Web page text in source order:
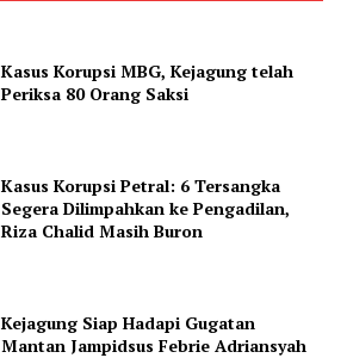
Kasus Korupsi MBG, Kejagung telah
Periksa 80 Orang Saksi
Kasus Korupsi Petral: 6 Tersangka
Segera Dilimpahkan ke Pengadilan,
Riza Chalid Masih Buron
Kejagung Siap Hadapi Gugatan
Mantan Jampidsus Febrie Adriansyah